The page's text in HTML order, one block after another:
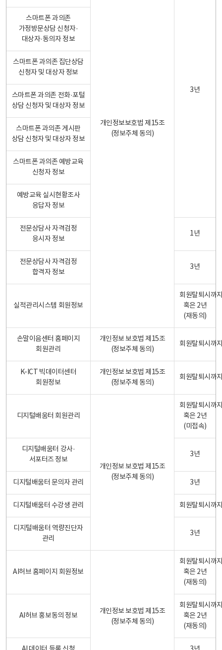
개인정보보호법 제15조
(정보주체 동의)
3년
스마트폰 과의존
가정방문상담 신청자·
대상자·동의자 정보
스마트폰 과의존 집단상담
신청자 및 대상자 정보
스마트폰 과의존 전화·포털
상담 신청자 및 대상자 정보
스마트폰 과의존 게시판
상담 신청자 및 대상자 정보
스마트폰 과의존 예방교육
신청자 정보
예방교육 실시현황조사
응답자 정보
전문상담사 자격검정
응시자 정보
1년
전문상담사 자격검정
합격자 정보
3년
실적관리시스템 회원정보
회원탈퇴시까
혹은 2년
(재동의)
손말이음센터 홈페이지
회원관리
개인정보 보호법 제15조
(정보주체 동의)
회원탈퇴시까
K-ICT 빅데이터센터
회원정보
개인정보 보호법 제15조
(정보주체 동의)
회원탈퇴시까
디지털배움터 회원관리
개인정보 보호법 제15조
(정보주체 동의)
회원탈퇴시까
혹은 2년
(미접속)
디지털배움터 강사·
서포터즈 정보
3년
디지털배움터 문의자 관리 3년
디지털배움터 수강생 관리 회원탈퇴시까
디지털배움터 역량진단자
관리
3년
AI허브 홈페이지 회원정보
개인정보 보호법 제15조
(정보주체 동의)
회원탈퇴시까
혹은 2년
(재동의)
AI허브 홍보동의 정보
회원탈퇴시까
혹은 2년
(재동의)